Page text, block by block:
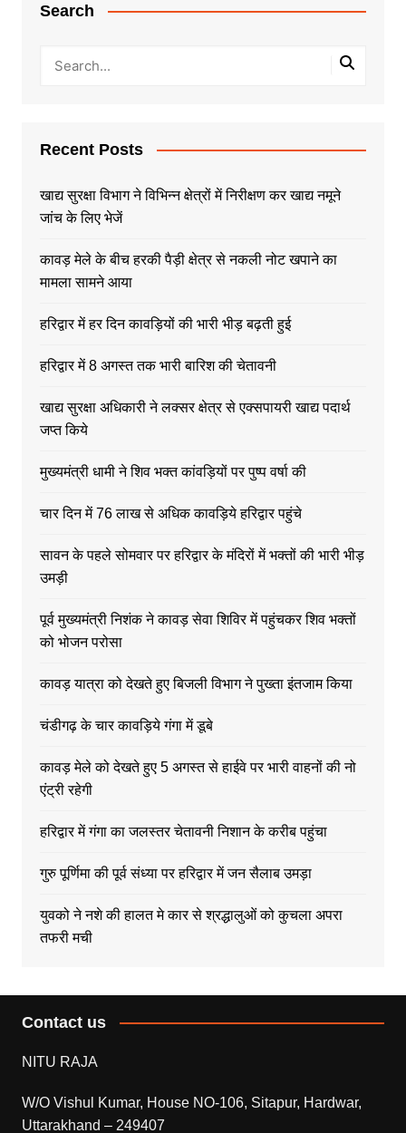
Search
Recent Posts
खाद्य सुरक्षा विभाग ने विभिन्न क्षेत्रों में निरीक्षण कर खाद्य नमूने
जांच के लिए भेजें
कावड़ मेले के बीच हरकी पैड़ी क्षेत्र से नकली नोट खपाने का
मामला सामने आया
हरिद्वार में हर दिन कावड़ियों की भारी भीड़ बढ़ती हुई
हरिद्वार में 8 अगस्त तक भारी बारिश की चेतावनी
खाद्य सुरक्षा अधिकारी ने लक्सर क्षेत्र से एक्सपायरी खाद्य पदार्थ
जप्त किये
मुख्यमंत्री धामी ने शिव भक्त कांवड़ियों पर पुष्प वर्षा की
चार दिन में 76 लाख से अधिक कावड़िये हरिद्वार पहुंचे
सावन के पहले सोमवार पर हरिद्वार के मंदिरों में भक्तों की भारी भीड़
उमड़ी
पूर्व मुख्यमंत्री निशंक ने कावड़ सेवा शिविर में पहुंचकर शिव भक्तों
को भोजन परोसा
कावड़ यात्रा को देखते हुए बिजली विभाग ने पुख्ता इंतजाम किया
चंडीगढ़ के चार कावड़िये गंगा में डूबे
कावड़ मेले को देखते हुए 5 अगस्त से हाईवे पर भारी वाहनों की नो
एंट्री रहेगी
हरिद्वार में गंगा का जलस्तर चेतावनी निशान के करीब पहुंचा
गुरु पूर्णिमा की पूर्व संध्या पर हरिद्वार में जन सैलाब उमड़ा
युवको ने नशे की हालत मे कार से श्रद्धालुओं को कुचला अपरा
तफरी मची
Contact us
NITU RAJA
W/O Vishul Kumar, House NO-106, Sitapur, Hardwar,
Uttarakhand – 249407